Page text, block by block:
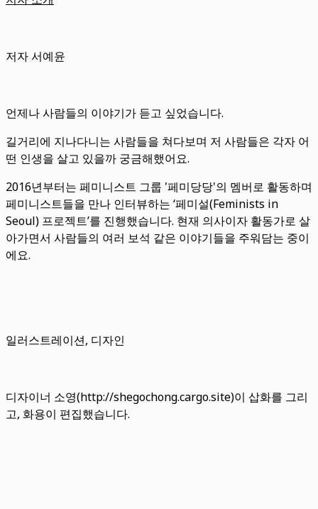
저자 서예윤
언제나 사람들의 이야기가 듣고 싶었습니다.
길거리에 지나다니는 사람들을 쳐다보며 저 사람들은 각자 어
떤 인생을 살고 있을까 궁금해했어요.
2016년부터는 페미니스트 그룹 '페미당당'의 멤버로 활동하며
페미니스트들을 만나 인터뷰하는 ‘페미설(Feminists in
Seoul) 프로젝트’를 진행했습니다. 현재 의사이자 활동가로 살
아가면서 사람들의 여러 보석 같은 이야기들을 주워담는 중이
에요.
일러스트레이션, 디자인
디자이너 소영(http://shegochong.cargo.site)이 삽화를 그리
고, 화용이 편집했습니다.